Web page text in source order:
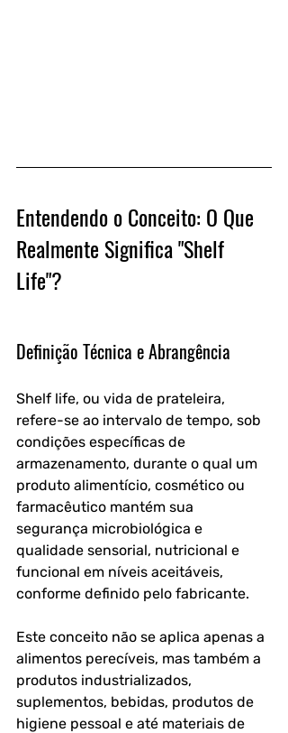
Entendendo o Conceito: O Que
Realmente Significa "Shelf
Life"?
Definição Técnica e Abrangência
Shelf life, ou vida de prateleira,
refere-se ao intervalo de tempo, sob
condições específicas de
armazenamento, durante o qual um
produto alimentício, cosmético ou
farmacêutico mantém sua
segurança microbiológica e
qualidade sensorial, nutricional e
funcional em níveis aceitáveis,
conforme definido pelo fabricante.
Este conceito não se aplica apenas a
alimentos perecíveis, mas também a
produtos industrializados,
suplementos, bebidas, produtos de
higiene pessoal e até materiais de